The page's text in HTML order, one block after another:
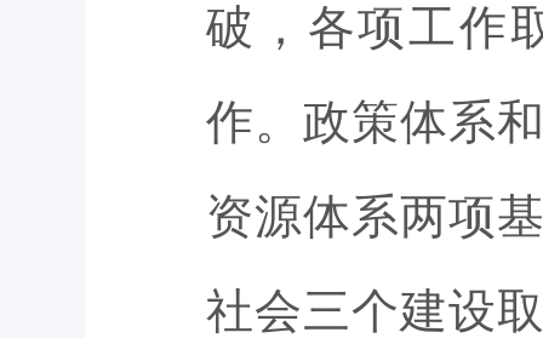
破，各项工作
作。政策体系
资源体系两项
社会三个建设